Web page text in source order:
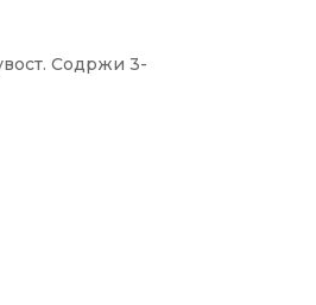
Содржи 3-